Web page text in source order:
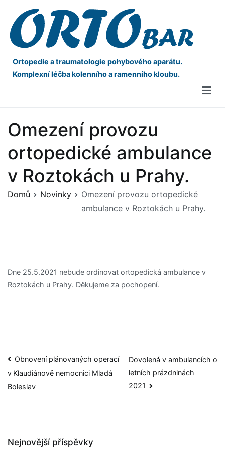
Ortopedie a traumatologie pohybového aparátu.
Komplexní léčba kolenního a ramenního kloubu.
Omezení provozu
ortopedické ambulance
v Roztokách u Prahy.
Domů Novinky
Omezení provozu ortopedické
ambulance v Roztokách u Prahy.
Dne 25.5.2021 nebude ordinovat ortopedická ambulance v
Roztokách u Prahy. Děkujeme za pochopení.
Obnovení plánovaných operací
v Klaudiánově nemocnici Mladá
Boleslav
Dovolená v ambulancích o
letních prázdninách
2021
Nejnovější příspěvky